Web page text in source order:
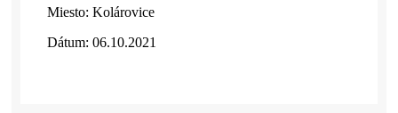
Miesto: Kolárovice
Dátum: 06.10.2021